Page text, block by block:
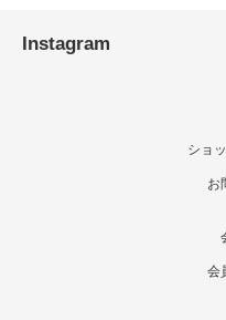
Instagram
ショ
お
会